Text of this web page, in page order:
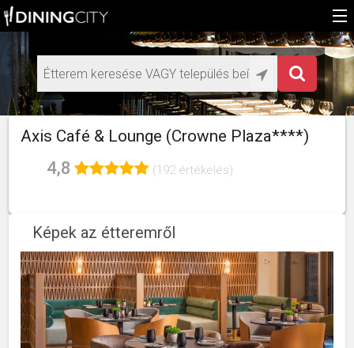
Főoldal
Médiaajánlat éttermeknek
HU
Axis Café & Lounge (Crowne Plaza****)
4,8 (192 értékelés)
Képek az étteremről